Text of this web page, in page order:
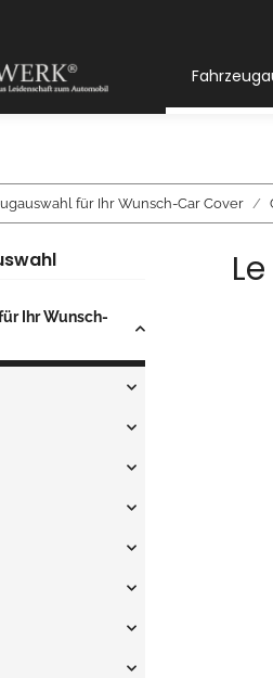
für Ihr Wunsch-Car Cover
Ihr Wunsch-